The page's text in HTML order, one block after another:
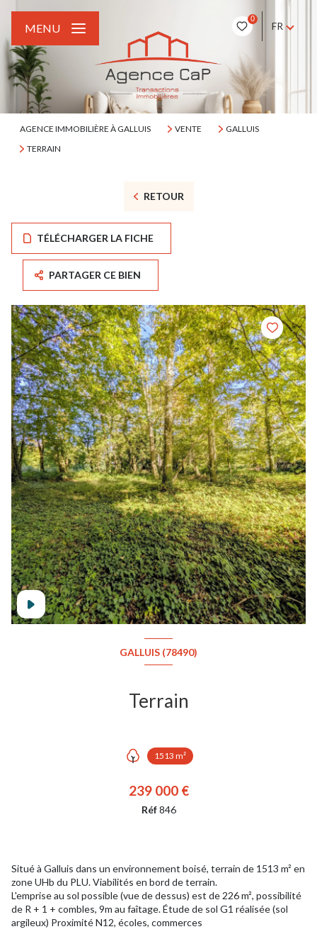
0
FR
MENU
AGENCE IMMOBILIÈRE À GALLUIS VENTE
GALLUIS
TERRAIN
RETOUR
TÉLÉCHARGER LA FICHE
PARTAGER CE BIEN
GALLUIS (78490)
Terrain
1513 m²
239 000 €
Réf846
Situé à Galluis dans un environnement boisé, terrain de 1513 m² en
zone UHb du PLU. Viabilités en bord de terrain.
L'emprise au sol possible (vue de dessus) est de 226 m², possibilité
de R + 1 + combles, 9m au faîtage. Étude de sol G1 réalisée (sol
argileux) Proximité N12, écoles, commerces